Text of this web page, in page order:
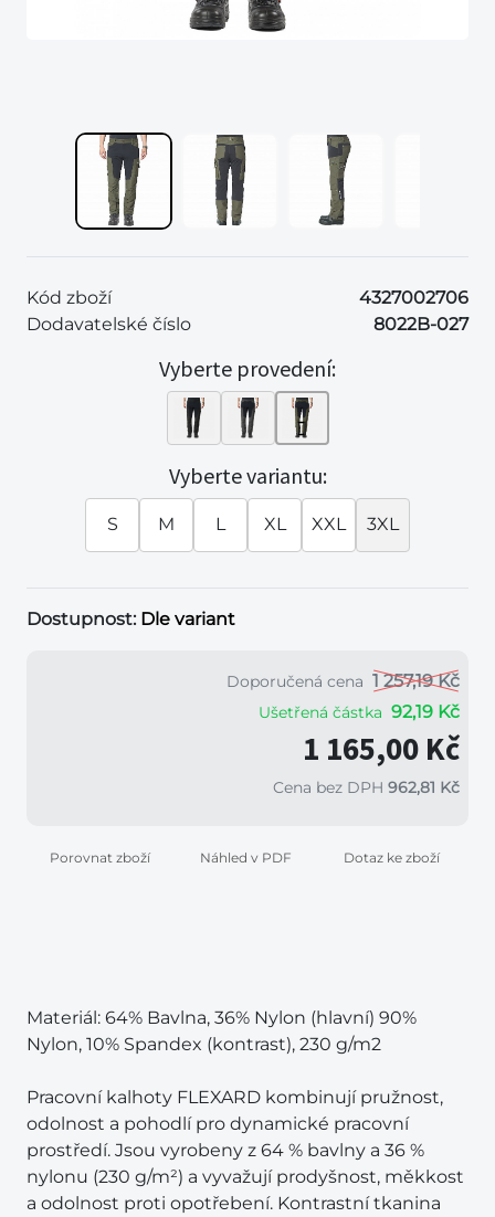
Kód zboží
4327002706
Dodavatelské číslo
8022B-027
Vyberte provedení:
Vyberte variantu:
S M L XL XXL 3XL
Dostupnost: Dle variant
Doporučená cena 1 257,19 Kč
Ušetřená částka 92,19 Kč
1 165,00 Kč
Cena bez DPH 962,81 Kč
Porovnat zboží Náhled v PDF Dotaz ke zboží
Materiál: 64% Bavlna, 36% Nylon (hlavní) 90%
Nylon, 10% Spandex (kontrast), 230 g/m2
Pracovní kalhoty FLEXARD kombinují pružnost,
odolnost a pohodlí pro dynamické pracovní
prostředí. Jsou vyrobeny z 64 % bavlny a 36 %
nylonu (230 g/m²) a vyvažují prodyšnost, měkkost
a odolnost proti opotřebení. Kontrastní tkanina